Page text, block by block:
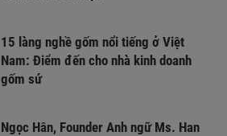
15 làng nghề gốm nổi tiếng ở Việt
Nam: Điểm đến cho nhà kinh doanh
gốm sứ
Ngọc Hân, Founder Anh ngữ Ms. Han